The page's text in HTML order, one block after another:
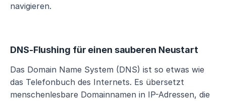
navigieren.
DNS-Flushing für einen sauberen Neustart
Das Domain Name System (DNS) ist so etwas wie
das Telefonbuch des Internets. Es übersetzt
menschenlesbare Domainnamen in IP-Adressen, die